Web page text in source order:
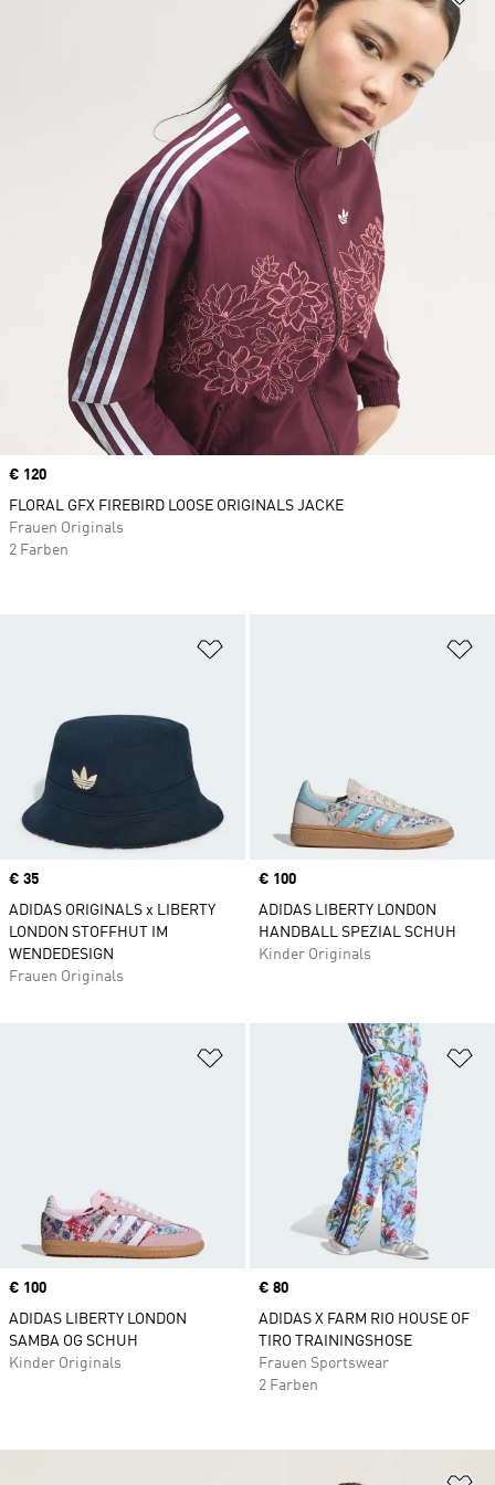
Price
€ 35
ADIDAS ORIGINALS x LIBERTY
LONDON STOFFHUT IM
WENDEDESIGN
Frauen Originals
Price
€ 100
ADIDAS LIBERTY LONDON
HANDBALL SPEZIAL SCHUH
Kinder Originals
Zur Wunschliste hinzufügen
Price
€ 100
ADIDAS LIBERTY LONDON
SAMBA OG SCHUH
Kinder Originals
Price
€ 80
ADIDAS X FARM RIO HOUSE OF
TIRO TRAININGSHOSE
Frauen Sportswear
2 Farben
Price
€ 120
FLORAL GFX FIREBIRD LOOSE ORIGINALS JACKE
Frauen Originals
2 Farben